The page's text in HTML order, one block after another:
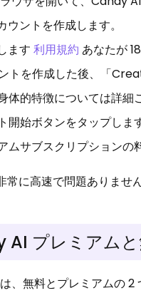
ウントを作成します。
ます利用規約 あなたが
トを作成した後、「
体的特徴については詳細
開始ボタンをタップします
ムサブスクリプションの
常に高速で問題ありませ
AI プレミアム
、無料とプレミアムの 2